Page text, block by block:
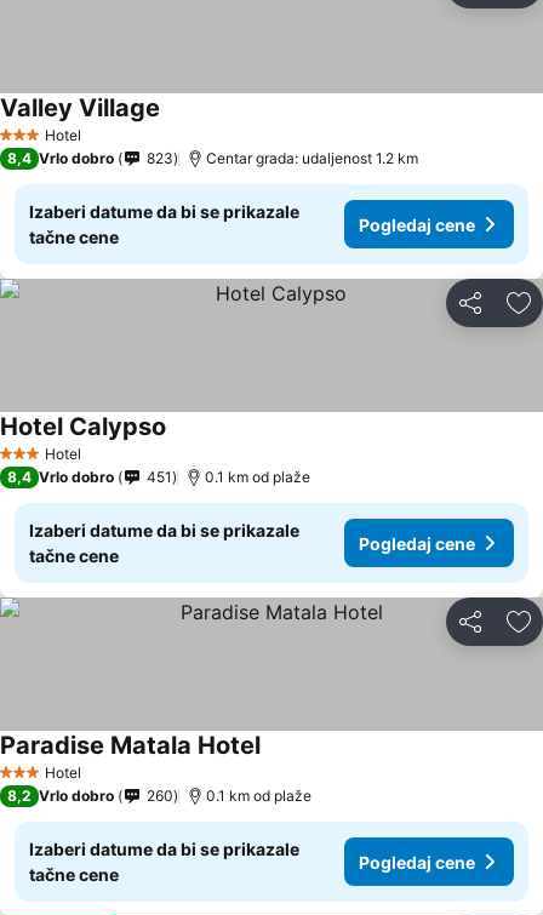
3 Zvezdice
Hotel
Valley Village
8,4 Vrlo dobro 823 Centar grada: udaljenost 1.2 km
Izaberi datume da bi se prikazale
tačne cene
Pogledaj cene
Deli
3 Zvezdice
Hotel
Hotel Calypso
8,4 Vrlo dobro 451 0.1 km od plaže
Izaberi datume da bi se prikazale
tačne cene
Pogledaj cene
Deli
3 Zvezdice
Hotel
Paradise Matala Hotel
8,2 Vrlo dobro 260 0.1 km od plaže
Izaberi datume da bi se prikazale
tačne cene
Pogledaj cene